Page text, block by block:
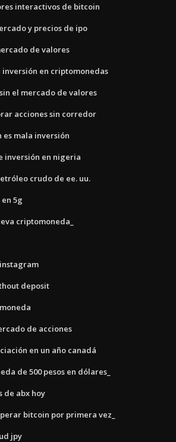
interactivos de bitcoin
y precios de ipo
de valores
en criptomonedas
el mercado de valores
acciones sin corredor
es mala inversión
inversión en nigeria
crudo de ee. uu.
5g
criptomoneda_
deposit
de acciones
en un año canadá
de 500 pesos en dólares_
de abx hoy
bitcoin por primera vez_
jpy